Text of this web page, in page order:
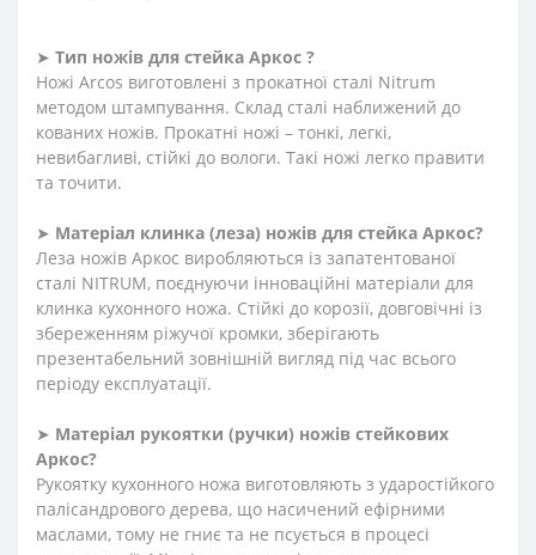
➤ Тип ножів для стейка Аркос ?
Ножі Arcos виготовлені з прокатної сталі Nitrum
методом штампування. Склад сталі наближений до
кованих ножів. Прокатні ножі – тонкі, легкі,
невибагливі, стійкі до вологи. Такі ножі легко правити
та точити.
➤ Матеріал клинка (леза) ножів для стейка Аркос?
Леза ножів Аркос виробляються із запатентованої
сталі NITRUM, поєднуючи інноваційні матеріали для
клинка кухонного ножа. Стійкі до корозії, довговічні із
збереженням ріжучої кромки, зберігають
презентабельний зовнішній вигляд під час всього
періоду експлуатації.
➤ Матеріал рукоятки (ручки) ножів стейкових
Аркос?
Рукоятку кухонного ножа виготовляють з ударостійкого
палісандрового дерева, що насичений ефірними
маслами, тому не гниє та не псується в процесі